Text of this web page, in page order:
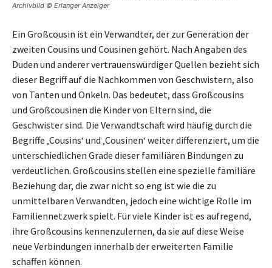
Archivbild © Erlanger Anzeiger
Ein Großcousin ist ein Verwandter, der zur Generation der
zweiten Cousins und Cousinen gehört. Nach Angaben des
Duden und anderer vertrauenswürdiger Quellen bezieht sich
dieser Begriff auf die Nachkommen von Geschwistern, also
von Tanten und Onkeln. Das bedeutet, dass Großcousins
und Großcousinen die Kinder von Eltern sind, die
Geschwister sind. Die Verwandtschaft wird häufig durch die
Begriffe ‚Cousins‘ und ‚Cousinen‘ weiter differenziert, um die
unterschiedlichen Grade dieser familiären Bindungen zu
verdeutlichen. Großcousins stellen eine spezielle familiäre
Beziehung dar, die zwar nicht so eng ist wie die zu
unmittelbaren Verwandten, jedoch eine wichtige Rolle im
Familiennetzwerk spielt. Für viele Kinder ist es aufregend,
ihre Großcousins kennenzulernen, da sie auf diese Weise
neue Verbindungen innerhalb der erweiterten Familie
schaffen können.